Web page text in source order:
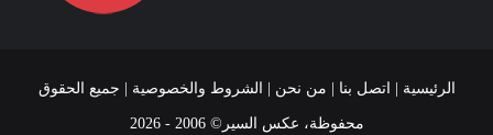
الرئيسية اتصل بنا من نحن الشروط والخصوصية | جميع الحقوق
محفوظة، عكس السير© 2006 - 2026